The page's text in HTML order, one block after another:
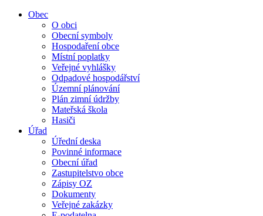
Obec
O obci
Obecní symboly
Hospodaření obce
Místní poplatky
Veřejné vyhlášky
Odpadové hospodářství
Územní plánování
Plán zimní údržby
Mateřská škola
Hasiči
Úřad
Úřední deska
Povinné informace
Obecní úřad
Zastupitelstvo obce
Zápisy OZ
Dokumenty
Veřejné zakázky